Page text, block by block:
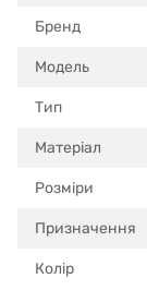
Бренд
Модель
Тип
Матеріал
Розміри
Призначення
Колір